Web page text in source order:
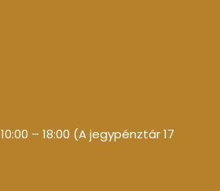
10:00 – 18:00 (A jegypénztár 17